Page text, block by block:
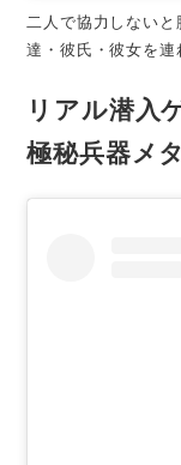
二人で協力しない
達・彼氏・彼女を
リアル潜入
極秘兵器メ